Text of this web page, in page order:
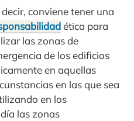
decir, conviene tener una
ética para
las zonas de
de los edificios
en aquellas
en las que sea
en los
las zonas